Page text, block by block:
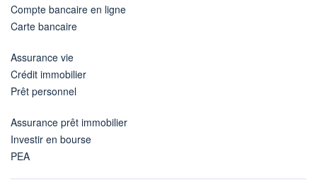
Compte bancaire en ligne
Carte bancaire
Assurance vie
Crédit immobilier
Prêt personnel
Assurance prêt immobilier
Investir en bourse
PEA